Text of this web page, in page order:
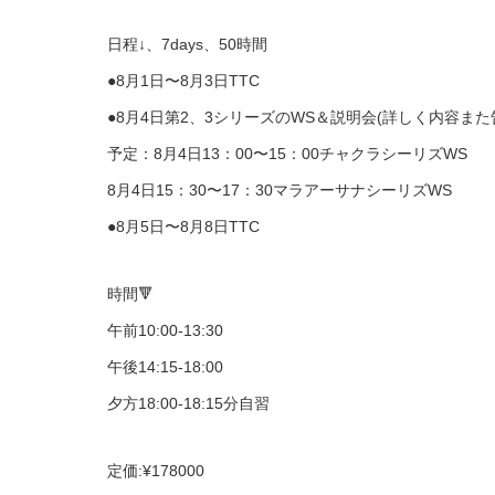
日程↓、7days、50時間
●8月1日〜8月3日TTC
●8月4日第2、3シリーズのWS＆説明会(詳しく内容ま
予定：8月4日13：00〜15：00チャクラシーリズWS
8月4日15：30〜17：30マラアーサナシーリズWS
●8月5日〜8月8日TTC
時間🔻
午前10:00-13:30
午後14:15-18:00
夕方18:00-18:15分自習
定価:¥178000